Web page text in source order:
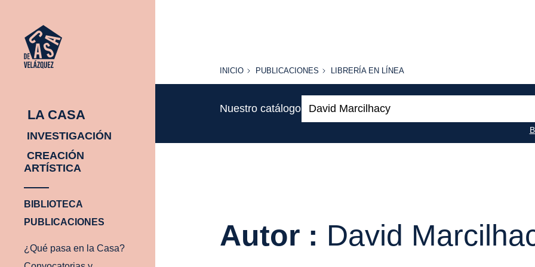
LA CASA
INVESTIGACIÓN
CREACIÓN
ARTÍSTICA
BIBLIOTECA
PUBLICACIONES
¿Qué pasa en la Casa?
INICIO
INICIO PUBLICACIONES
PUBLICACIONES
LIBRERÍA
LÍNEA
LIBRERÍA EN LÍNEA
Nuestro catálogo
Autor : David